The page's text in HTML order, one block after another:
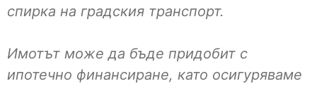
спирка на градския транспорт.
Имотът може да бъде придобит с
ипотечно финансиране, като осигуряваме